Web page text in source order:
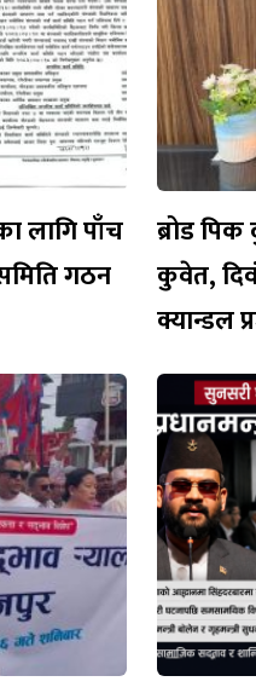
लागि पाँच
गठन
ब्रोड
कुवेत,
क्यान्डल